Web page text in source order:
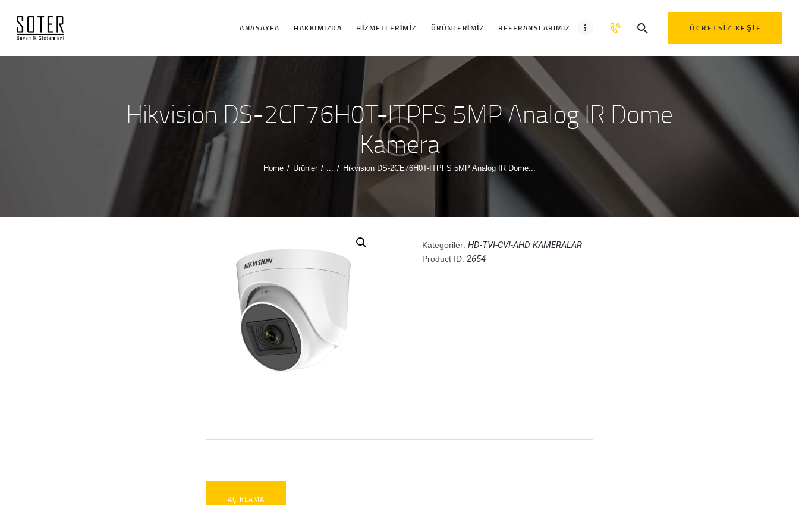
ANASAYFA HAKKIMIZDA HIZMETLERIMIZ ÜRÜNLERIMIZ REFERANSLARIMIZ ÜCRETSIZ KEŞIF
Hikvision DS-2CE76H0T-ITPFS 5MP Analog IR Dome
Kamera
Home Ürünler ... Hikvision DS-2CE76H0T-ITPFS 5MP Analog IR Dome...
ANASAYFA
HAKKIMIZDA
HIZMETLERIMIZ
ÜRÜNLERIMIZ
REFERANSLARI
İLETIŞIM
Kategoriler: HD-TVI-CVI-AHD KAMERALAR
Product ID: 2654
AÇIKLAMA